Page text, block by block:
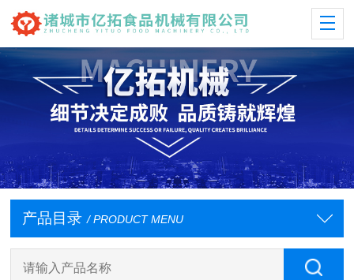
产品目录 / PRODUCT MENU